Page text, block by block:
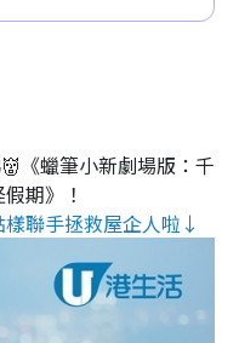
《蠟筆小新劇場版：千
期》！
聯手拯救屋企人啦↓